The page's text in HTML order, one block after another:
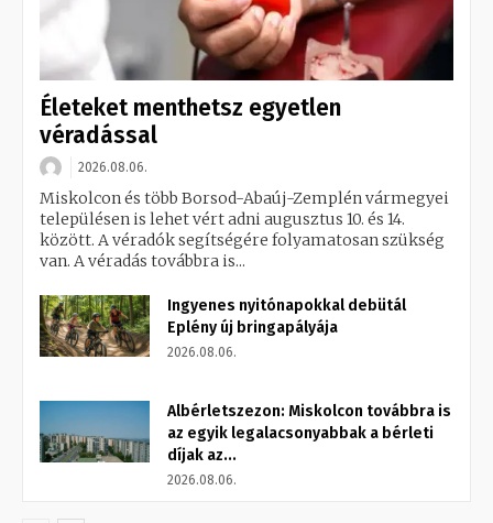
Életeket menthetsz egyetlen
véradással
2026.08.06.
Miskolcon és több Borsod-Abaúj-Zemplén vármegyei
településen is lehet vért adni augusztus 10. és 14.
között. A véradók segítségére folyamatosan szükség
van. A véradás továbbra is...
Ingyenes nyitónapokkal debütál
Eplény új bringapályája
2026.08.06.
Albérletszezon: Miskolcon továbbra is
az egyik legalacsonyabbak a bérleti
díjak az...
2026.08.06.